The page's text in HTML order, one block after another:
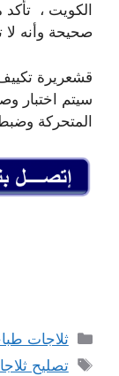
الكويت ،
صحيحة وأنه
قشعريرة تكييف
سيتم اختبار
المتحركة
التصنيفات
ثلاجات
الوسوم
تصليح